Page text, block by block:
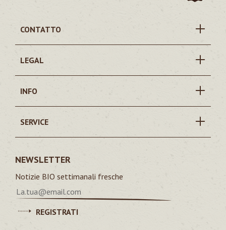
CONTATTO
LEGAL
INFO
SERVICE
NEWSLETTER
Notizie BIO settimanali fresche
REGISTRATI